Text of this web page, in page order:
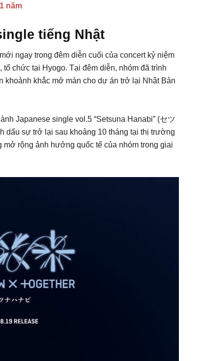
năm
tiếng Nhật
ngay trong đêm diễn cuối của concert kỷ niệm
tổ chức tại Hyogo. Tại đêm diễn, nhóm đã trình
khoảnh khắc mở màn cho dự án trở lại Nhật Bản
Japanese single vol.5 “Setsuna Hanabi” (セツ
dấu sự trở lại sau khoảng 10 tháng tại thị trường
rộng ảnh hưởng quốc tế của nhóm trong giai